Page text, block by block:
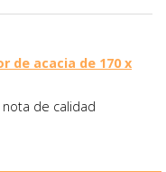
de acacia de 170 x
de calidad